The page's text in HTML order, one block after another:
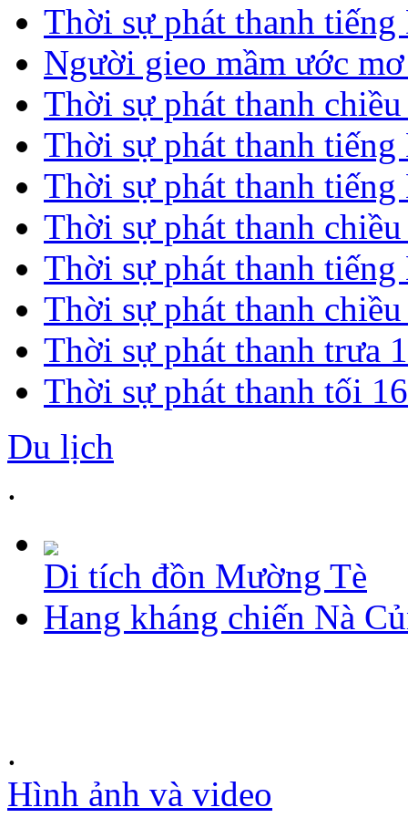
Thời sự phát thanh
Người gieo mầm ước
Thời sự phát thanh
Thời sự phát thanh
Thời sự phát thanh
Thời sự phát thanh
Thời sự phát thanh
Thời sự phát thanh
Thời sự phát thanh trưa
Thời sự phát thanh tối
Du lịch
.
Di tích đồn Mường Tè
Hang kháng chiến Nà
.
Hình ảnh và video